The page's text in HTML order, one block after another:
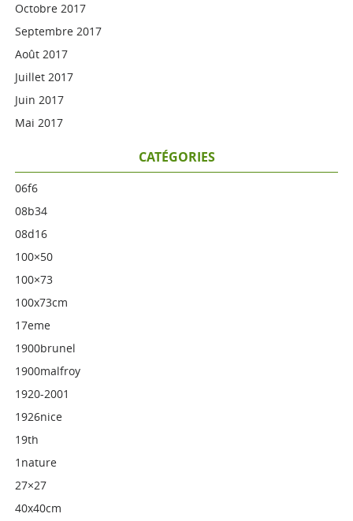
Octobre 2017
Septembre 2017
Août 2017
Juillet 2017
Juin 2017
Mai 2017
CATÉGORIES
06f6
08b34
08d16
100×50
100×73
100x73cm
17eme
1900brunel
1900malfroy
1920-2001
1926nice
19th
1nature
27×27
40x40cm